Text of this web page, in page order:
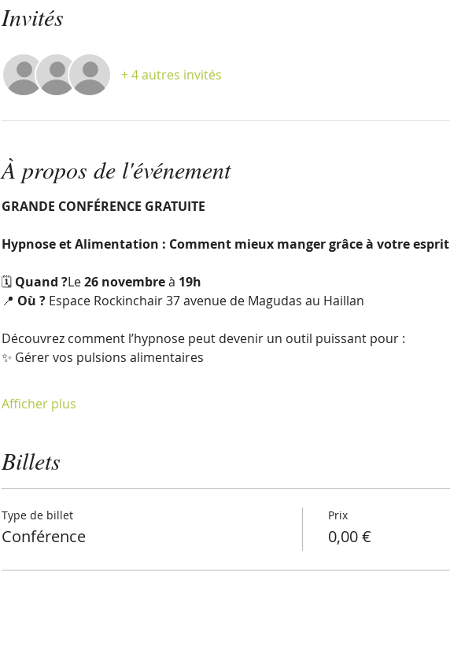
Invités
+ 4 autres invités
À propos de l'événement
GRANDE CONFÉRENCE GRATUITE
Hypnose et Alimentation : Comment mieux manger grâce à votre esprit
🗓 Quand ?Le 26 novembre à 19h
📍 Où ? Espace Rockinchair 37 avenue de Magudas au Haillan
Découvrez comment l’hypnose peut devenir un outil puissant pour :
✨ Gérer vos pulsions alimentaires
Afficher plus
Billets
Type de billet
Conférence
Prix
0,00 €